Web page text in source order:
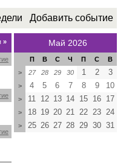
Добавить событие
» Май 2026
П В С Ч П С
В
>
27 28 29 30 1 2 3
> 4 5 6 7 8 9 10
> 11 12 13 14 15 16 17
> 18 19 20 21 22 23 24
> 25 26 27 28 29 30 31